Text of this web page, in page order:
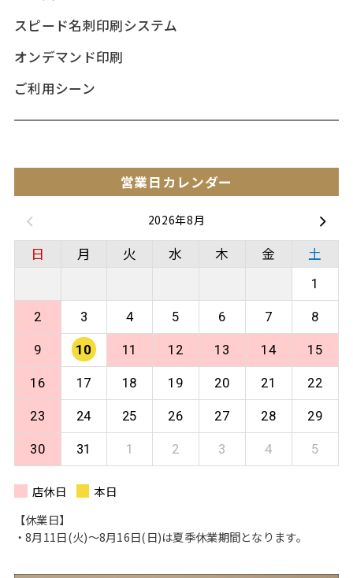
スピード名刺印刷システム
オンデマンド印刷
ご利用シーン
営業日カレンダー
2026年8月
日 月 火 水 木 金 土
1
2 3 4 5 6 7 8
9 10 11 12 13 14 15
16 17 18 19 20 21 22
23 24 25 26 27 28 29
30 31 1 2 3 4 5
店休日
本日
【休業日】
・8月11日(火)〜8月16日(日)は夏季休業期間となります。